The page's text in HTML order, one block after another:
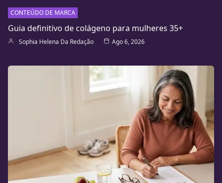
CONTEÚDO DE MARCA
Guia definitivo de colágeno para mulheres 35+
Sophia Helena Da Redação Ago 6, 2026